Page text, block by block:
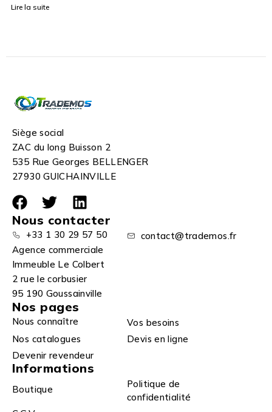
Lire la suite
Siège social
ZAC du long Buisson 2
535 Rue Georges BELLENGER
27930 GUICHAINVILLE
Nous contacter
+33 1 30 29 57 50
contact@trademos.fr
Agence commerciale
Immeuble Le Colbert
2 rue le corbusier
95 190 Goussainville
Nos pages
Nous connaître
Vos besoins
Nos catalogues
Devis en ligne
Devenir revendeur
Informations
Boutique
Politique de
confidentialité